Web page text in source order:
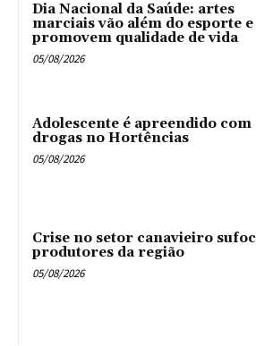
Dia Nacional da Saúde: artes
marciais vão além do esporte e
promovem qualidade de vida
05/08/2026
Adolescente é apreendido com
drogas no Hortências ‎
05/08/2026
Crise no setor canavieiro
produtores da região
05/08/2026